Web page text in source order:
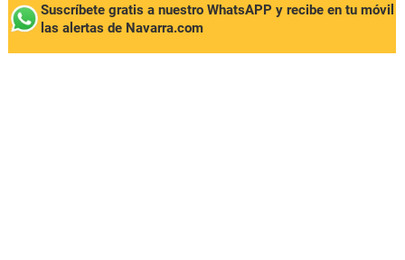
Suscríbete gratis a nuestro WhatsAPP y recibe en tu móvil
las alertas de Navarra.com